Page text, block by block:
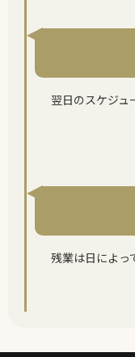
翌日のスケジュ
残業は日によっ